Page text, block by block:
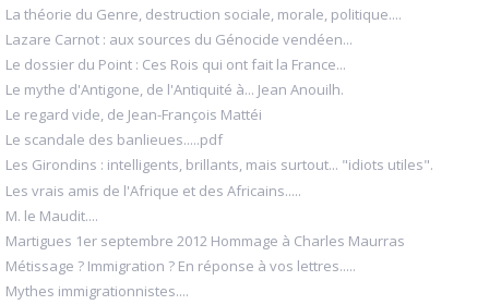
La théorie du Genre, destruction sociale, morale, politique....
Lazare Carnot : aux sources du Génocide vendéen...
Le dossier du Point : Ces Rois qui ont fait la France...
Le mythe d'Antigone, de l'Antiquité à... Jean Anouilh.
Le regard vide, de Jean-François Mattéi
Le scandale des banlieues.....pdf
Les Girondins : intelligents, brillants, mais surtout... "idiots utiles".
Les vrais amis de l'Afrique et des Africains.....
M. le Maudit....
Martigues 1er septembre 2012 Hommage à Charles Maurras
Métissage ? Immigration ? En réponse à vos lettres.....
Mythes immigrationnistes....